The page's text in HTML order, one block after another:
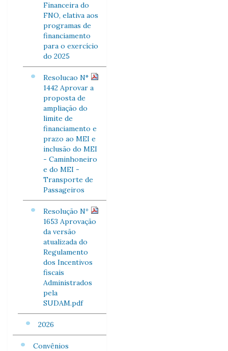
Financeira do
FNO, elativa aos
programas de
financiamento
para o exercício
do 2025
Resolucao N°
1442 Aprovar a
proposta de
ampliação do
limite de
financiamento e
prazo ao MEI e
inclusão do MEI
- Caminhoneiro
e do MEI -
Transporte de
Passageiros
Resolução Nº
1653 Aprovação
da versão
atualizada do
Regulamento
dos Incentivos
fiscais
Administrados
pela
SUDAM.pdf
2026
Convênios